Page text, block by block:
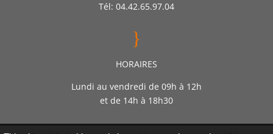
Tél: 04.42.65.97.04
}
HORAIRES
Lundi au vendredi de 09h à 12h
et de 14h à 18h30